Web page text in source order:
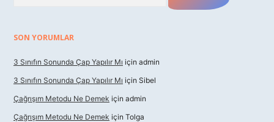
SON YORUMLAR
3 Sınıfın Sonunda Çap Yapılır Mı için admin
3 Sınıfın Sonunda Çap Yapılır Mı için Sibel
Çağrışım Metodu Ne Demek için admin
Çağrışım Metodu Ne Demek için Tolga